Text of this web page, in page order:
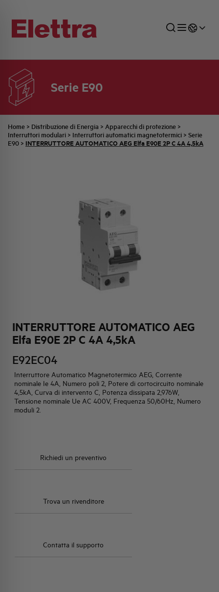
Serie E90
Home > Distribuzione di Energia > Apparecchi di protezione >
Interruttori modulari > Interruttori automatici magnetotermici > Serie
E90 > INTERRUTTORE AUTOMATICO AEG Elfa E90E 2P C 4A 4,5kA
INTERRUTTORE AUTOMATICO AEG
Elfa E90E 2P C 4A 4,5kA
E92EC04
Interruttore Automatico Magnetotermico AEG, Corrente
nominale Ie 4A, Numero poli 2, Potere di cortocircuito nominale
4,5kA, Curva di intervento C, Potenza dissipata 2,976W,
Tensione nominale Ue AC 400V, Frequenza 50/60Hz, Numero
moduli 2.
Richiedi un preventivo
Trova un rivenditore
Contatta il supporto
SETTORI
INDUSTRIALE
DISTRIBUZIONE DI ENERGIA
AUTOMAZIONE INDUSTRIALE
RETE COMMERCIALE
UFFICIO TECNICO
PREVENTIVAZIONE
COMMESSE QUADRI
AZIENDA
FAMIGLIA BELLINI
IDENTITÀ AZIENDALE
ATTIVITÀ E MERCATI
TUTTE LE NEWS
ULTIME NOTIZIE ISTITUZIONALI
JOB CAREERS
PARTNER